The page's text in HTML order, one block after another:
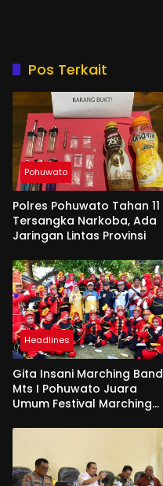
Pos Terkait
Pohuwato
Polres Pohuwato Tahan 11
Tersangka Narkoba, Ada
Jaringan Lintas Provinsi
Headlines
Gita Insani Marching Band
Mts I Pohuwato Juara
Umum Festival Marching